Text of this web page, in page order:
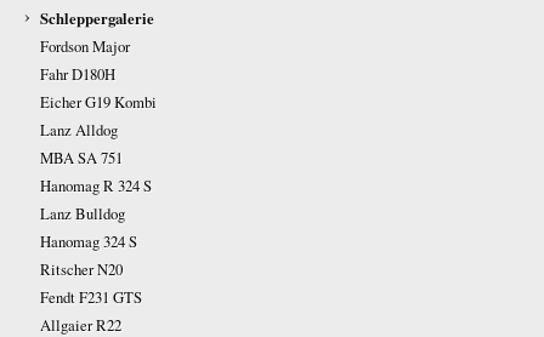
› Schleppergalerie
Fordson Major
Fahr D180H
Eicher G19 Kombi
Lanz Alldog
MBA SA 751
Hanomag R 324 S
Lanz Bulldog
Hanomag 324 S
Ritscher N20
Fendt F231 GTS
Allgaier R22